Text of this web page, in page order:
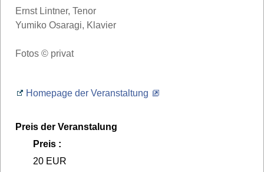
Ernst Lintner, Tenor
Yumiko Osaragi, Klavier
Fotos © privat
Homepage der Veranstaltung
Preis der Veranstalung
Preis :
20 EUR